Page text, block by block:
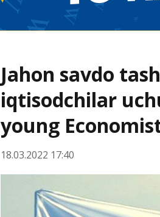
Jahon savdo
iqtisodchilar
young
18.03.2022 17:40